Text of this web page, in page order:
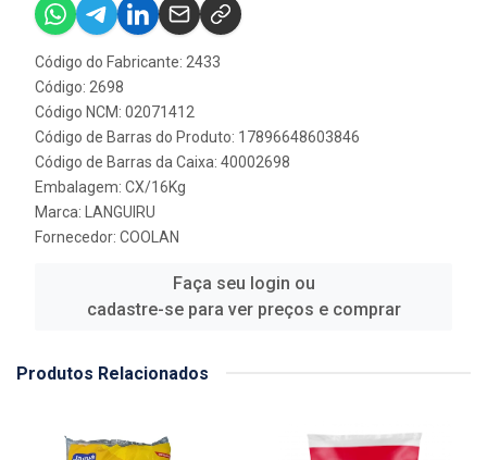
Código do Fabricante: 2433
Código: 2698
Código NCM: 02071412
Código de Barras do Produto: 17896648603846
Código de Barras da Caixa: 40002698
Embalagem: CX/16Kg
Marca:
LANGUIRU
Fornecedor: COOLAN
Faça seu login ou
cadastre-se para ver preços e comprar
Produtos Relacionados